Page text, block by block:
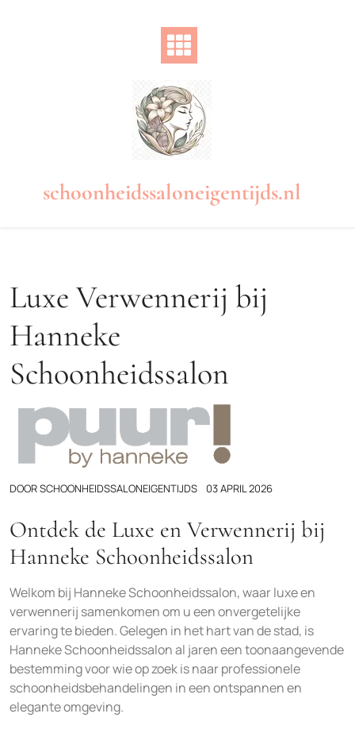
schoonheidssaloneigentijds.nl
Luxe Verwennerij bij
Hanneke
Schoonheidssalon
DOORSCHOONHEIDSSALONEIGENTIJDS 03 APRIL 2026
Ontdek de Luxe en Verwennerij bij
Hanneke Schoonheidssalon
Welkom bij Hanneke Schoonheidssalon, waar luxe en
verwennerij samenkomen om u een onvergetelijke
ervaring te bieden. Gelegen in het hart van de stad, is
Hanneke Schoonheidssalon al jaren een toonaangevende
bestemming voor wie op zoek is naar professionele
schoonheidsbehandelingen in een ontspannen en
elegante omgeving.